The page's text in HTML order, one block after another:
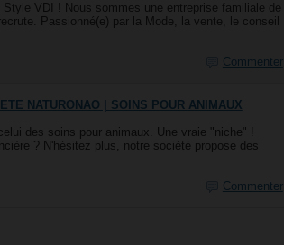
VDI ! Nous sommes une entreprise familiale de
Passionné(e) par la Mode, la vente, le conseil
Commenter
NATURONAO | SOINS POUR ANIMAUX
des soins pour animaux. Une vraie "niche" !
? N'hésitez plus, notre société propose des
Commenter